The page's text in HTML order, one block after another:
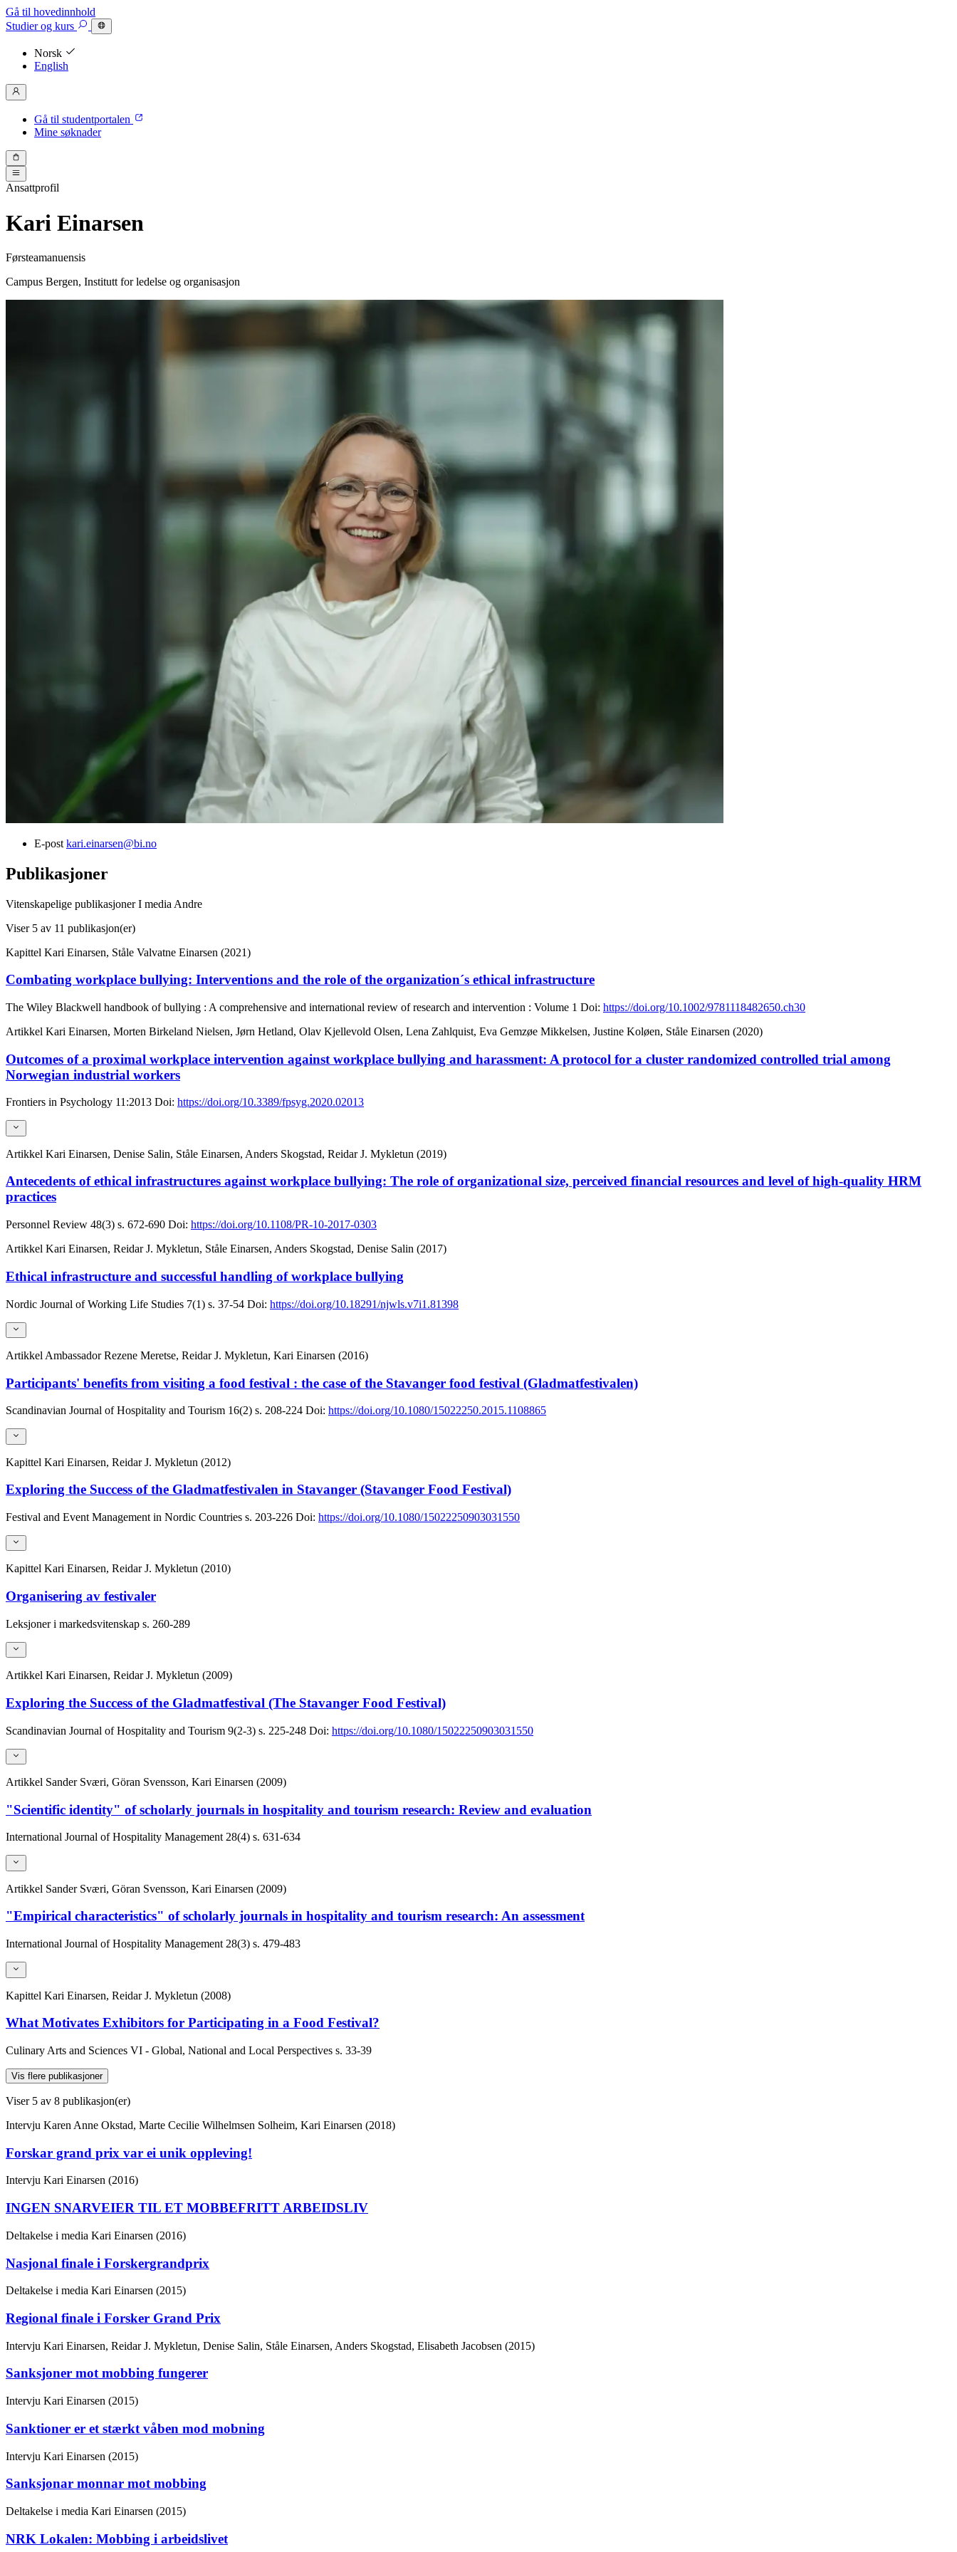
Gå til hovedinnhold
Studierog kurs
Norsk
English
Gå til studentportalen
Mine søknader
Ansattprofil
Kari Einarsen
Førsteamanuensis
Campus Bergen, Institutt for ledelse og organisasjon
E-post kari.einarsen@bi.no
Publikasjoner
Vitenskapelige publikasjonerI media Andre
Viser 5 av 11 publikasjon(er)
Kapittel Kari Einarsen, Ståle Valvatne Einarsen (2021)
Combating workplace bullying: Interventions and the role of the organization´s ethical infrastructure
The Wiley Blackwell handbook of bullying : A comprehensive and international review of research and intervention : Volume 1 Doi: https://doi.org/10.1002/9781118482650.ch30
Artikkel Kari Einarsen, Morten Birkeland Nielsen, Jørn Hetland, Olav Kjellevold Olsen, Lena Zahlquist, Eva Gemzøe Mikkelsen, Justine Koløen, Ståle Einarsen (2020)
Outcomes of a proximal workplace intervention against workplace bullying and harassment: A protocol for a cluster randomized controlled trial among
Norwegian industrial workers
Frontiers in Psychology 11:2013 Doi: https://doi.org/10.3389/fpsyg.2020.02013
Artikkel Kari Einarsen, Denise Salin, Ståle Einarsen, Anders Skogstad, Reidar J. Mykletun (2019)
Antecedents of ethical infrastructures against workplace bullying: The role of organizational size, perceived financial resources and level of high-quality HRM
practices
Personnel Review 48(3) s. 672-690 Doi: https://doi.org/10.1108/PR-10-2017-0303
Artikkel Kari Einarsen, Reidar J. Mykletun, Ståle Einarsen, Anders Skogstad, Denise Salin (2017)
Ethical infrastructure and successful handling of workplace bullying
Nordic Journal of Working Life Studies 7(1) s. 37-54 Doi: https://doi.org/10.18291/njwls.v7i1.81398
Artikkel Ambassador Rezene Meretse, Reidar J. Mykletun, Kari Einarsen (2016)
Participants' benefits from visiting a food festival : the case of the Stavanger food festival (Gladmatfestivalen)
Scandinavian Journal of Hospitality and Tourism 16(2) s. 208-224 Doi: https://doi.org/10.1080/15022250.2015.1108865
Kapittel Kari Einarsen, Reidar J. Mykletun (2012)
Exploring the Success of the Gladmatfestivalen in Stavanger (Stavanger Food Festival)
Festival and Event Management in Nordic Countries s. 203-226 Doi: https://doi.org/10.1080/15022250903031550
Kapittel Kari Einarsen, Reidar J. Mykletun (2010)
Organisering av festivaler
Leksjoner i markedsvitenskap s. 260-289
Artikkel Kari Einarsen, Reidar J. Mykletun (2009)
Exploring the Success of the Gladmatfestival (The Stavanger Food Festival)
Scandinavian Journal of Hospitality and Tourism 9(2-3) s. 225-248 Doi: https://doi.org/10.1080/15022250903031550
Artikkel Sander Sværi, Göran Svensson, Kari Einarsen (2009)
"Scientific identity" of scholarly journals in hospitality and tourism research: Review and evaluation
International Journal of Hospitality Management 28(4) s. 631-634
Artikkel Sander Sværi, Göran Svensson, Kari Einarsen (2009)
"Empirical characteristics" of scholarly journals in hospitality and tourism research: An assessment
International Journal of Hospitality Management 28(3) s. 479-483
Kapittel Kari Einarsen, Reidar J. Mykletun (2008)
What Motivates Exhibitors for Participating in a Food Festival?
Culinary Arts and Sciences VI - Global, National and Local Perspectives s. 33-39
Vis flere publikasjoner
Viser 5 av 8 publikasjon(er)
Intervju Karen Anne Okstad, Marte Cecilie Wilhelmsen Solheim, Kari Einarsen (2018)
Forskar grand prix var ei unik oppleving!
Intervju Kari Einarsen (2016)
INGEN SNARVEIER TIL ET MOBBEFRITT ARBEIDSLIV
Deltakelse i media Kari Einarsen (2016)
Nasjonal finale i Forskergrandprix
Deltakelse i media Kari Einarsen (2015)
Regional finale i Forsker Grand Prix
Intervju Kari Einarsen, Reidar J. Mykletun, Denise Salin, Ståle Einarsen, Anders Skogstad, Elisabeth Jacobsen (2015)
Sanksjoner mot mobbing fungerer
Intervju Kari Einarsen (2015)
Sanktioner er et stærkt våben mod mobning
Intervju Kari Einarsen (2015)
Sanksjonar monnar mot mobbing
Deltakelse i media Kari Einarsen (2015)
NRK Lokalen: Mobbing i arbeidslivet